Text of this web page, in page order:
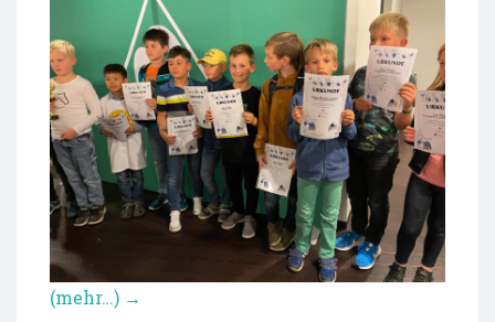
(mehr…) →